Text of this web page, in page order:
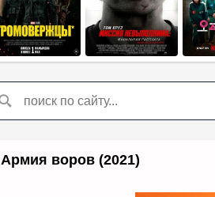
Армия воров (2021)